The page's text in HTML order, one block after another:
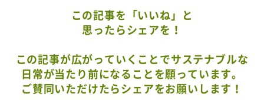
この記事を「いいね」と
思ったらシェアを！
この記事が広がっていくことでサステナブルな
日常が当たり前になることを願っています。
ご賛同いただけたらシェアをお願いします！